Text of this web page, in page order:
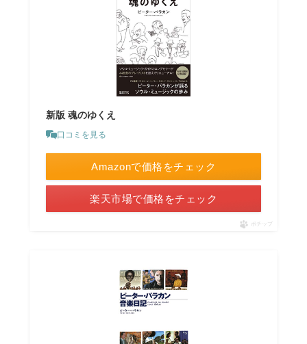
新版 魂のゆくえ
口コミを見る
Amazonで価格をチェック
楽天市場で価格をチェック
ポチップ